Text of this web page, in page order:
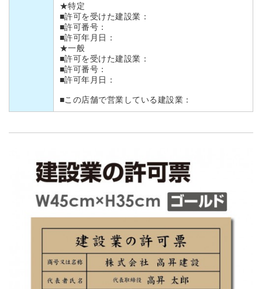
★特定
■許可を受けた建設業：
■許可番号：
■許可年月日：
★一般
■許可を受けた建設業：
■許可番号：
■許可年月日：
■この店舗で営業している建設業：